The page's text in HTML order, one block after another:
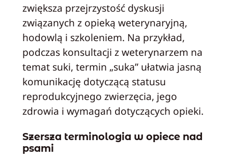
zwiększa przejrzystość dyskusji
związanych z opieką weterynaryjną,
hodowlą i szkoleniem. Na przykład,
podczas konsultacji z weterynarzem na
temat suki, termin „suka” ułatwia jasną
komunikację dotyczącą statusu
reprodukcyjnego zwierzęcia, jego
zdrowia i wymagań dotyczących opieki.
Szersza terminologia w opiece nad
psami